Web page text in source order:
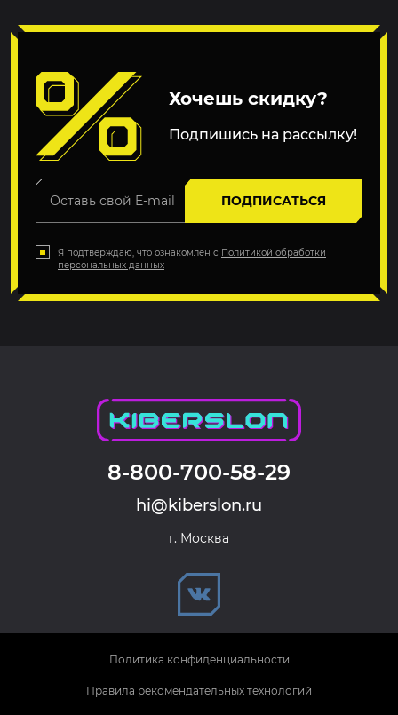
Хочешь скидку?
Подпишись на рассылку!
ПОДПИСАТЬСЯ
Я подтверждаю, что ознакомлен с Политикой обработки
персональных данных
8-800-700-58-29
hi@kiberslon.ru
г. Москва
Политика конфиденциальности
Правила рекомендательных технологий